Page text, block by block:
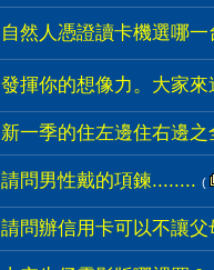
自然人憑證讀卡機選哪
發揮你的想像力。大家
新一季的住左邊住右邊
請問男性戴的項鍊........ (
請問辦信用卡可以不讓